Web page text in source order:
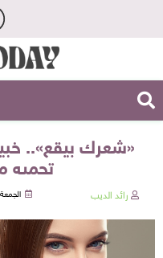
«شعرك بيقع»..
تحميه
رائد الديب الجمعة , 01-04-2022